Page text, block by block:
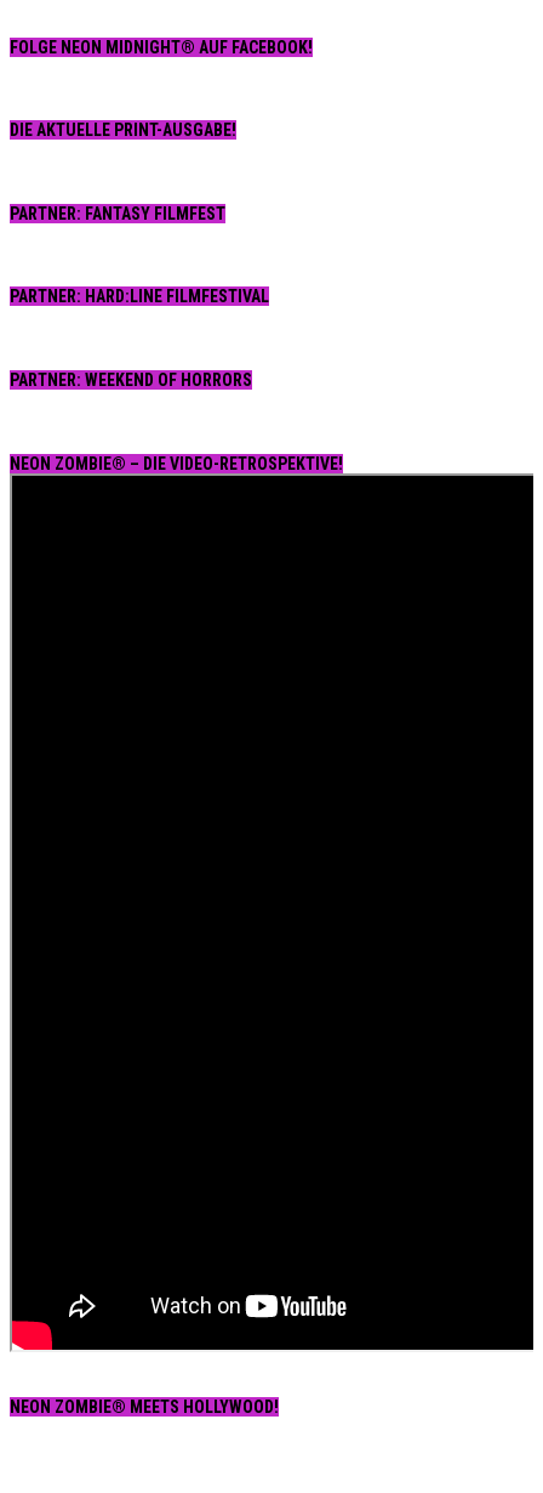
FOLGE NEON MIDNIGHT® AUF FACEBOOK!
DIE AKTUELLE PRINT-AUSGABE!
PARTNER: FANTASY FILMFEST
PARTNER: HARD:LINE FILMFESTIVAL
PARTNER: WEEKEND OF HORRORS
NEON ZOMBIE® – DIE VIDEO-RETROSPEKTIVE!
NEON ZOMBIE® MEETS HOLLYWOOD!